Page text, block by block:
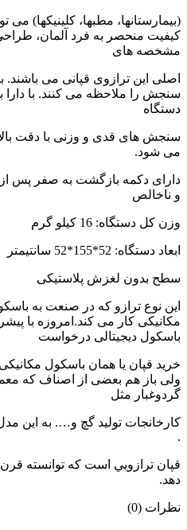
(بیمارستانها، مطبها، کلینیکها)
کیفیت منحصر به فرد آلمان،
مشخصه های
اصلی این ترازوی قپانی می باشند.
سنجش را ملاحظه می کنند. با
دستگاه
سنجش های قدی و وزنی با دقت بالا
می شود.
دارای دکمه بازگشت به صفر
و ناخالص
وزن کل دستگاه: 16 کیلو گرم
ابعاد دستگاه: 52*155*52 سانتیمتر
سطح بدون لغزش پلاستیکی
این نوع ترازو که در صنعت به
مکانیکی کار می کند.امروزه با
باسکول دیجیتالی درخواست
خرید قپان یا همان باسکول
ولی باز هم بعضی از اصناف که
گردوغبار مثل
کارخانجات تولید گچ و…. به این
.
قپان ترازويي است که توانسته
دهد.
نظرات (0)